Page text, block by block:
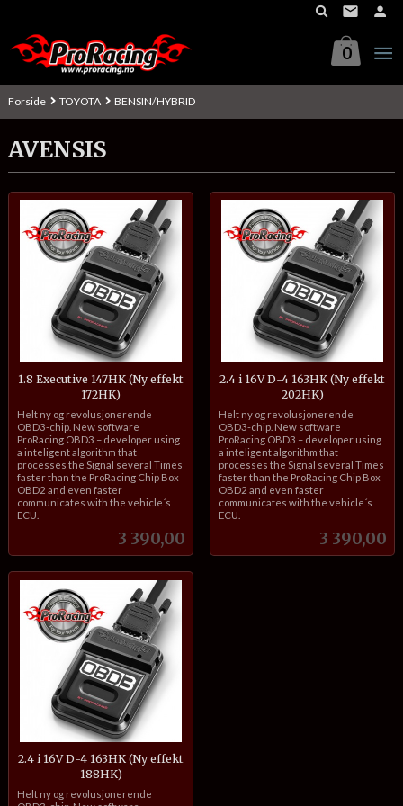
innholdet
0
Forside TOYOTA BENSIN/HYBRID
AVENSIS
1.8 Executive 147HK (Ny effekt
172HK)
Pris
3 390,00
inkl.
mva.
Helt ny og revolusjonerende
OBD3-chip. New software
ProRacing OBD3 – developer using
a inteligent algorithm that
processes the Signal several Times
faster than the ProRacing Chip Box
OBD2 and even faster
communicates with the vehicle´s
ECU.
2.4 i 16V D-4 163HK (Ny effekt
202HK)
Pris
3 390,00
inkl.
mva.
Helt ny og revolusjonerende
OBD3-chip. New software
ProRacing OBD3 – developer using
a inteligent algorithm that
processes the Signal several Times
faster than the ProRacing Chip Box
OBD2 and even faster
communicates with the vehicle´s
ECU.
2.4 i 16V D-4 163HK (Ny effekt
188HK)
inkl.
Helt ny og revolusjonerende